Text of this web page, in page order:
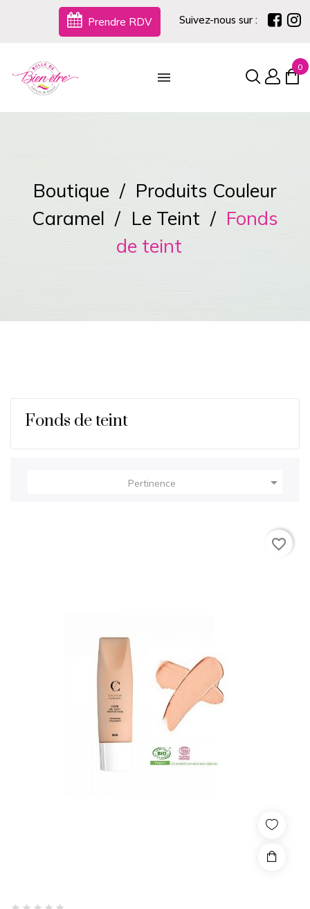
Prendre RDV Suivez-nous sur :
0
Boutique
Produits Couleur
Caramel
Le Teint
Fonds
de teint
Fonds de teint
Pertinence 
favorite_border